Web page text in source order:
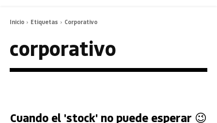
Inicio Etiquetas Corporativo
corporativo
Cuando el 'stock' no puede esperar 😉